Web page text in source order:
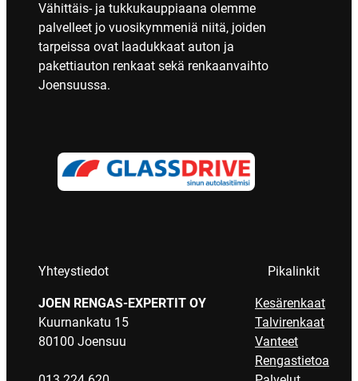
Vähittäis- ja tukkukauppiaana olemme
palvelleet jo vuosikymmeniä niitä, joiden
tarpeissa ovat laadukkaat auton ja
pakettiauton renkaat sekä renkaanvaihto
Joensuussa.
Yhteystiedot
JOEN RENGAS-EXPERTIT OY
Kuurnankatu 15
80100 Joensuu
Pikalinkit
Kesärenkaat
Talvirenkaat
Vanteet
Rengastietoa